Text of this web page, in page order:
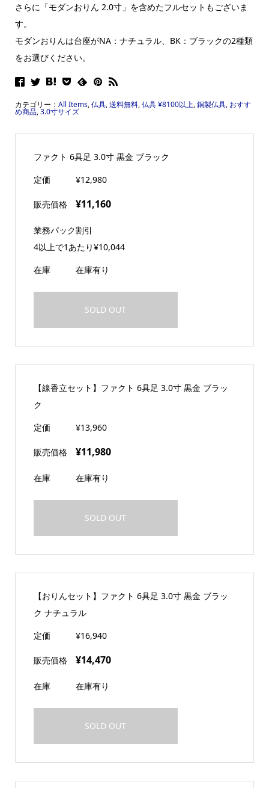
さらに「モダンおりん 2.0寸」を含めたフルセットもございま
す。
モダンおりんは台座がNA：ナチュラル、BK：ブラックの2種類
をお選びください。
カテゴリー： All Items,仏具,送料無料,仏具 ¥8100以上,銅製仏具, おすす
め商品,3.0寸サイズ
ファクト 6具足 3.0寸 黒金 ブラック
定価
¥12,980
販売価格 ¥11,160
業務パック割引
4以上で1あたり¥10,044
在庫
在庫有り
SOLD OUT
【線香立セット】ファクト 6具足 3.0寸 黒金 ブラッ
ク
定価
¥13,960
販売価格 ¥11,980
在庫 在庫有り
SOLD OUT
【おりんセット】ファクト 6具足 3.0寸 黒金 ブラッ
ク ナチュラル
定価
¥16,940
販売価格 ¥14,470
在庫 在庫有り
SOLD OUT